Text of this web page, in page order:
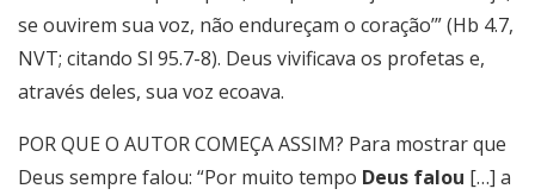
se ouvirem sua voz, não endureçam o coração’” (Hb 4.7,
NVT; citando Sl 95.7-8). Deus vivificava os profetas e,
através deles, sua voz ecoava.
POR QUE O AUTOR COMEÇA ASSIM? Para mostrar que
Deus sempre falou: “Por muito tempo Deus falou […] a